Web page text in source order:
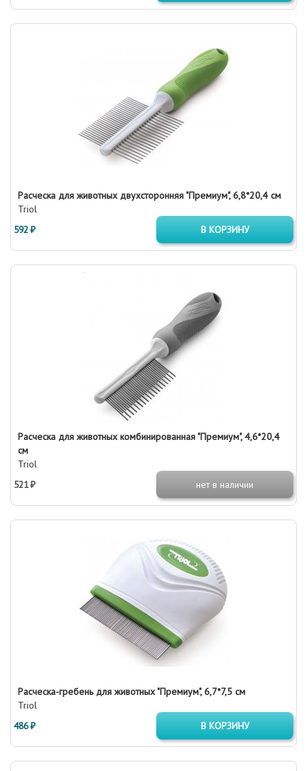
Расческа для животных двухсторонняя "Премиум", 6,8*20,4 см
Triol
592 ₽
В КОРЗИНУ
Расческа для животных комбинированная "Премиум", 4,6*20,4
см
Triol
521 ₽
нет в наличии
Расческа-гребень для животных "Премиум", 6,7*7,5 см
Triol
486 ₽
В КОРЗИНУ